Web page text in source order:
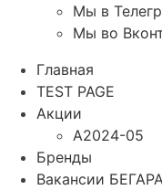
Мы в
Мы во
Главная
TEST PAGE
Акции
A2024-05
Бренды
Вакансии